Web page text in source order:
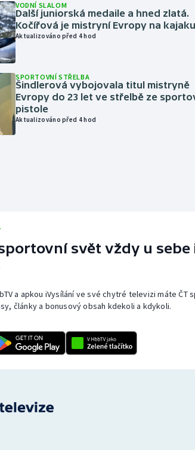
VODNÍ SLALOM
Další juniorská medaile a hned zlatá.
Kočířová je mistryní Evropy na kajaku
Aktualizováno před 4 hod
SPORTOVNÍ STŘELBA
Šindlerová vybojovala titul mistryně
Evropy do 23 let ve střelbě ze
pistole
Aktualizováno před 4 hod
svět vždy u sebe
a apkou iVysílání ve své chytré televizi máte ČT
články a bonusový obsah kdekoli a kdykoli.